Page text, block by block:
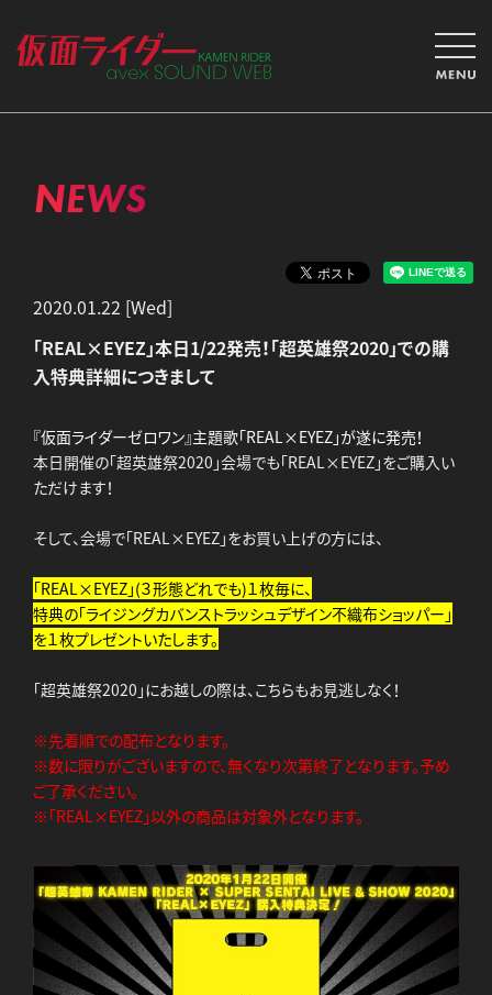
NEWS
2020.01.22 [Wed]
「REAL×EYEZ」本日1/22発売！「超英雄祭2020」での購
入特典詳細につきまして
『仮面ライダーゼロワン』主題歌「REAL×EYEZ」が遂に発売！
本日開催の「超英雄祭2020」会場でも「REAL×EYEZ」をご購入い
ただけます！
そして、会場で「REAL×EYEZ」をお買い上げの方には、
「REAL×EYEZ」(３形態どれでも)１枚毎に、
特典の「ライジングカバンストラッシュデザイン不織布ショッパー」
を１枚プレゼントいたします。
「超英雄祭2020」にお越しの際は、こちらもお見逃しなく！
※先着順での配布となります。
※数に限りがございますので、無くなり次第終了となります。予め
ご了承ください。
※「REAL×EYEZ」以外の商品は対象外となります。